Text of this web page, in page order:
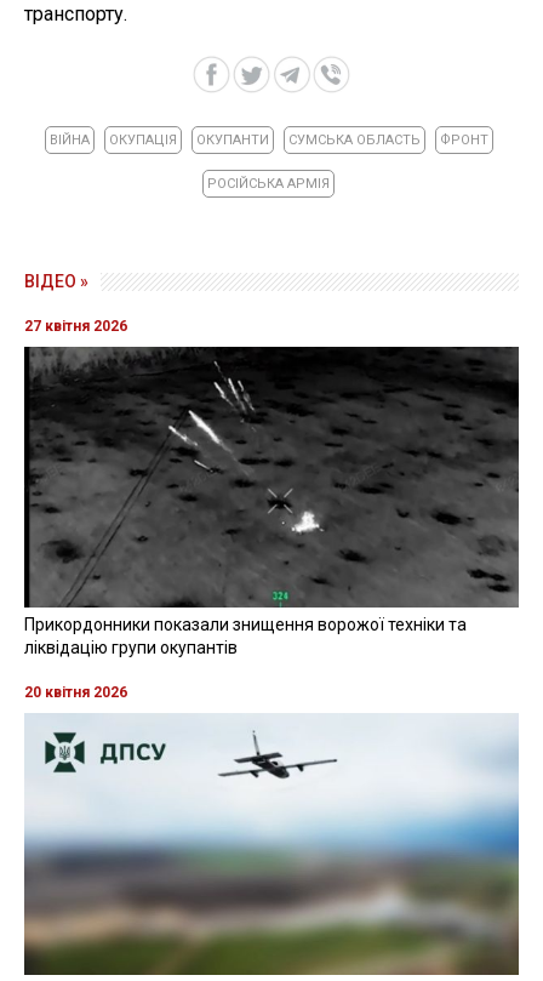
транспорту.
ВІЙНА ОКУПАЦІЯ ОКУПАНТИ СУМСЬКА ОБЛАСТЬ ФРОНТ
РОСІЙСЬКА АРМІЯ
ВІДЕО »
27 квітня 2026
Прикордонники показали знищення ворожої техніки та
ліквідацію групи окупантів
20 квітня 2026